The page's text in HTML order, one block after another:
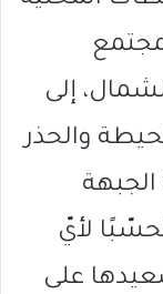
إلى
والحذر
لأيّ
على